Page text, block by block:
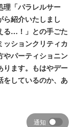
理「パラレルサー
ら紹介いたしまし
る…！」との手ごた
ッションクリティカ
やパーティショニン
ります。もはやデー
をしているのか、あ
通知